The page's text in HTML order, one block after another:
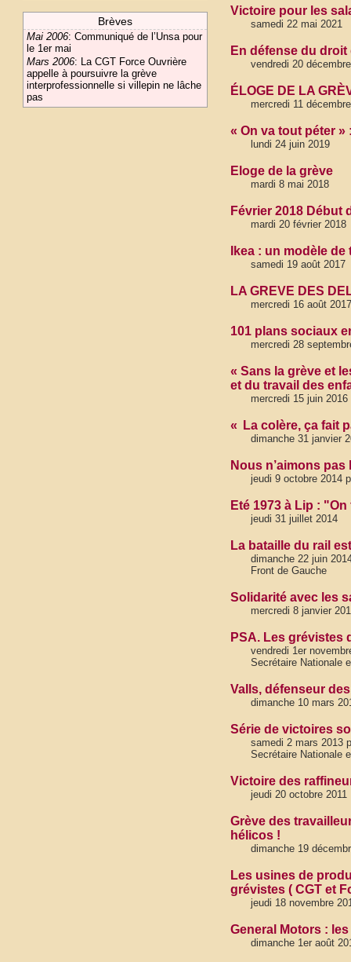
Brèves
Mai 2006:Communiqué de l’Unsa pour
le 1er mai
Mars 2006: La CGT Force Ouvrière
appelle à poursuivre la grève
interprofessionnelle si villepin ne lâche
pas
Victoire pour les
samedi 22 mai 2021
En défense du droit
vendredi 20
ÉLOGE DE LA
mercredi 11
« On va tout péter »
lundi 24 juin 2019
Eloge de la grève
mardi 8 mai 2018
Février 2018 Début
mardi 20 février 2018
Ikea : un modèle
samedi 19 août 2017
LA GREVE DES
mercredi 16 août 2017
101 plans sociaux
mercredi 28
« Sans la grève et
et du travail des
mercredi 15 juin 2016
« La colère, ça fait
dimanche 31 janvier
Nous n’aimons
jeudi 9 octobre 2014
Eté 1973 à Lip :
jeudi 31 juillet 2014
La bataille du rail
dimanche 22 juin
Front de Gauche
Solidarité avec les
mercredi 8 janvier
PSA. Les grévistes
vendredi 1er
Secrétaire Nationale
Valls, défenseur
dimanche 10 mars
Série de victoires
samedi 2 mars 2013
Secrétaire Nationale
Victoire des
jeudi 20 octobre 2011
Grève des
hélicos !
dimanche 19
Les usines de
grévistes ( CGT et
jeudi 18 novembre
General Motors :
dimanche 1er août